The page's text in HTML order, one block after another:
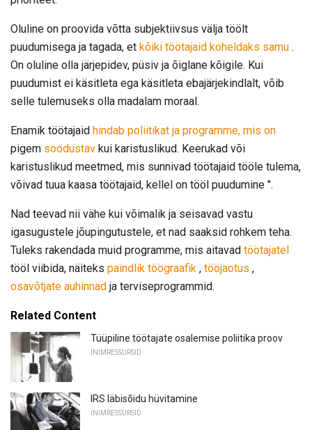
Oluline on proovida võtta subjektiivsus välja töölt
puudumisega ja tagada, et kõiki töötajaid koheldaks samu .
On oluline olla järjepidev, püsiv ja õiglane kõigile. Kui
puudumist ei käsitleta ega käsitleta ebajärjekindlalt, võib
selle tulemuseks olla madalam moraal.
Enamik töötajaid hindab poliitikat ja programme, mis on
pigem soodustav kui karistuslikud. Keerukad või
karistuslikud meetmed, mis sunnivad töötajaid tööle tulema,
võivad tuua kaasa töötajaid, kellel on tööl puudumine ".
Nad teevad nii vähe kui võimalik ja seisavad vastu
igasugustele jõupingutustele, et nad saaksid rohkem teha.
Tuleks rakendada muid programme, mis aitavad töötajatel
tööl viibida, näiteks paindlik töögraafik , tööjaotus ,
osavõtjate auhinnad ja terviseprogrammid.
Related Content
Tüüpiline töötajate osalemise poliitika proov
INIMRESSURSID
IRS läbisõidu hüvitamine
INIMRESSURSID